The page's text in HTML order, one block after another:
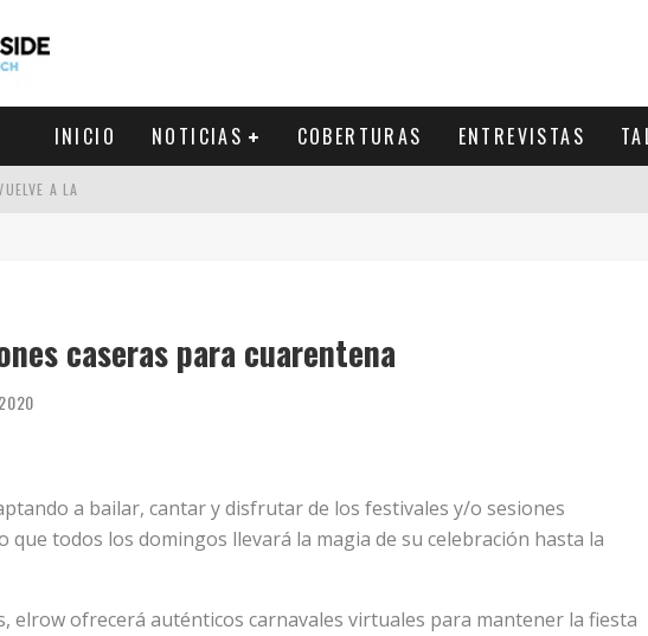
INICIO NOTICIAS COBERTURAS ENTREVISTAS
A LA
LA CDMX
caseras para cuarentena
a bailar, cantar y disfrutar de los festivales y/o sesiones
que todos los domingos llevará la magia de su celebración hasta la
elrow ofrecerá auténticos carnavales virtuales para mantener la fiesta